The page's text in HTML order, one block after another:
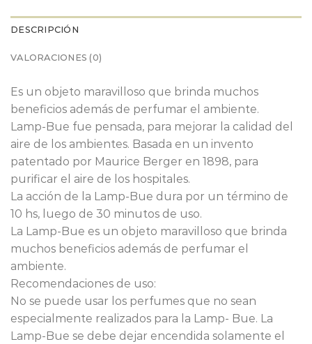
DESCRIPCIÓN
VALORACIONES (0)
Es un objeto maravilloso que brinda muchos
beneficios además de perfumar el ambiente.
Lamp-Bue fue pensada, para mejorar la calidad del
aire de los ambientes. Basada en un invento
patentado por Maurice Berger en 1898, para
purificar el aire de los hospitales.
La acción de la Lamp-Bue dura por un término de
10 hs, luego de 30 minutos de uso.
La Lamp-Bue es un objeto maravilloso que brinda
muchos beneficios además de perfumar el
ambiente.
Recomendaciones de uso:
No se puede usar los perfumes que no sean
especialmente realizados para la Lamp- Bue. La
Lamp-Bue se debe dejar encendida solamente el